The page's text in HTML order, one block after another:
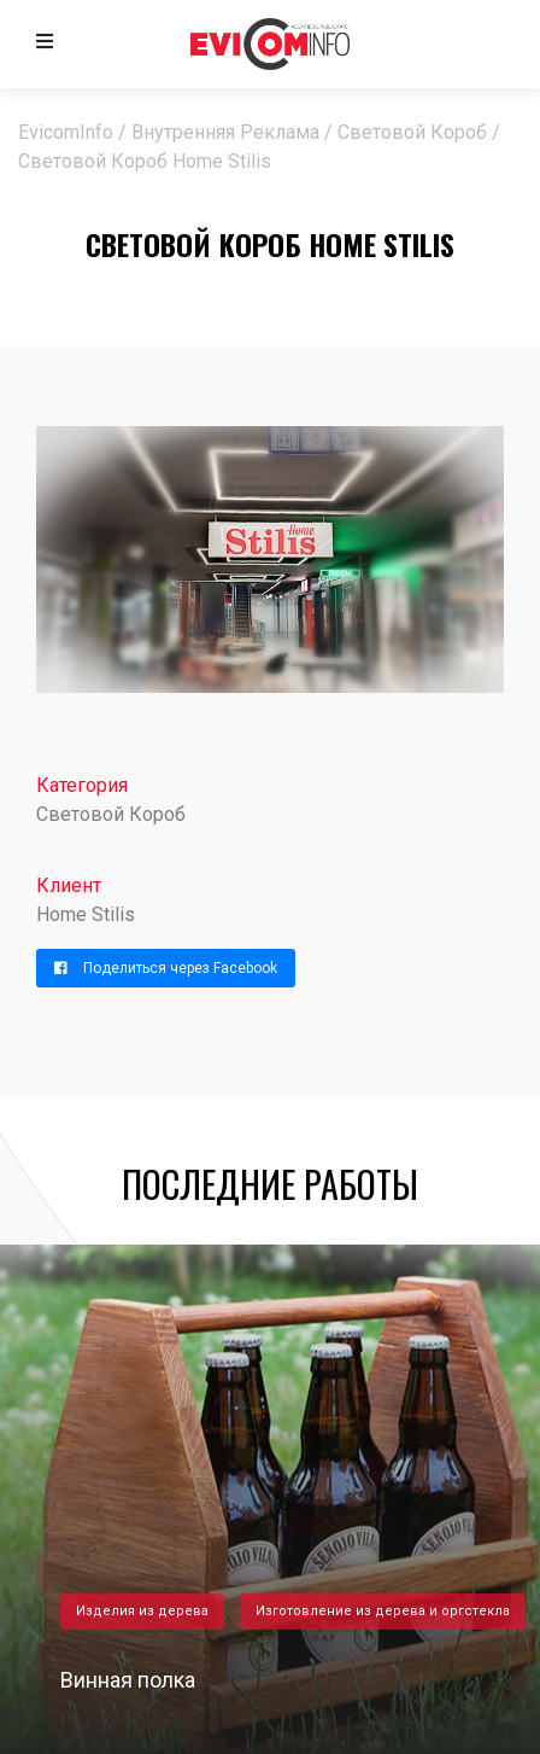
EvicomInfo / Внутренняя Реклама / Световой Короб /
Световой Короб Home Stilis
СВЕТОВОЙ КОРОБ HOME STILIS
Категория
Световой Короб
Клиент
Home Stilis
Поделиться через Facebook
ПОСЛЕДНИЕ РАБОТЫ
Изделия из дерева Изготовление из дерева и оргстекла
Винная полка
03/10/2023